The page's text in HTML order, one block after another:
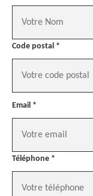
Code postal *
Email *
Téléphone *